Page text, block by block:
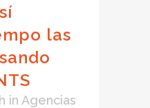
las
in Agencias